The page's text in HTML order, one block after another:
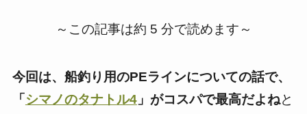
～この記事は約 5 分で読めます～
今回は、船釣り用のPEラインについての話で、
「 シマノのタナトル4」がコスパで最高だよねと